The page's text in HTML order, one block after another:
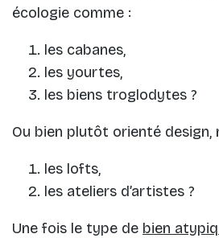
écologie comme :
les cabanes,
les yourtes,
les biens troglodytes ?
Ou bien plutôt orienté design,
les lofts,
les ateliers d’artistes ?
Une fois le type de bien